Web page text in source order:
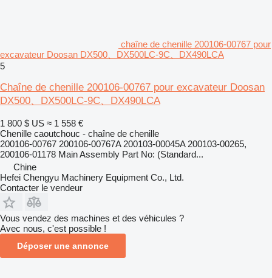
chaîne de chenille 200106-00767 pour
excavateur Doosan DX500、DX500LC-9C、DX490LCA
5
Chaîne de chenille 200106-00767 pour excavateur Doosan
DX500、DX500LC-9C、DX490LCA
1 800 $ US ≈ 1 558 €
Chenille caoutchouc - chaîne de chenille
200106-00767 200106-00767A 200103-00045A 200103-00265,
200106-01178 Main Assembly Part No: (Standard...
Chine
Hefei Chengyu Machinery Equipment Co., Ltd.
Contacter le vendeur
Vous vendez des machines et des véhicules ?
Avec nous, c'est possible !
Déposer une annonce